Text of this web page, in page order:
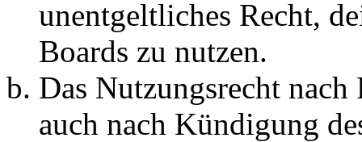
unentgeltliches Recht,
Boards zu nutzen.
Das Nutzungsrecht
auch nach Kündigung